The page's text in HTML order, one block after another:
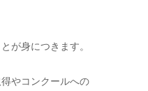
が身につきます。
やコンクールへの